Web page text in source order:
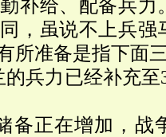
补给、配备兵力
，虽说不上兵强
所准备是指下面
的兵力已经补充至
备正在增加，战